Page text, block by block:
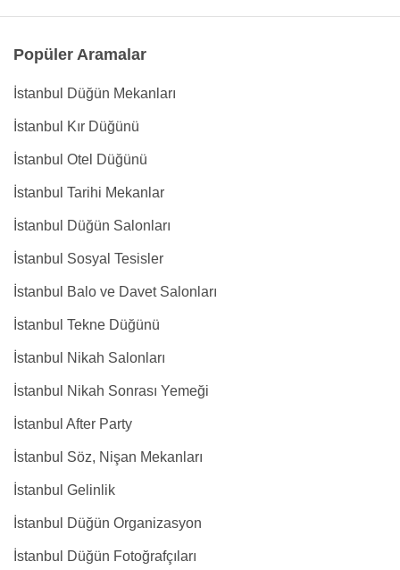
Popüler Aramalar
İstanbul Düğün Mekanları
İstanbul Kır Düğünü
İstanbul Otel Düğünü
İstanbul Tarihi Mekanlar
İstanbul Düğün Salonları
İstanbul Sosyal Tesisler
İstanbul Balo ve Davet Salonları
İstanbul Tekne Düğünü
İstanbul Nikah Salonları
İstanbul Nikah Sonrası Yemeği
İstanbul After Party
İstanbul Söz, Nişan Mekanları
İstanbul Gelinlik
İstanbul Düğün Organizasyon
İstanbul Düğün Fotoğrafçıları